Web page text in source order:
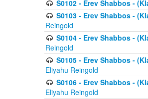
S0102 - Erev Shabbos -
S0103 - Erev Shabbos -
Reingold
S0104 - Erev Shabbos -
Reingold
S0105 - Erev Shabbos -
Eliyahu Reingold
S0106 - Erev Shabbos -
Eliyahu Reingold